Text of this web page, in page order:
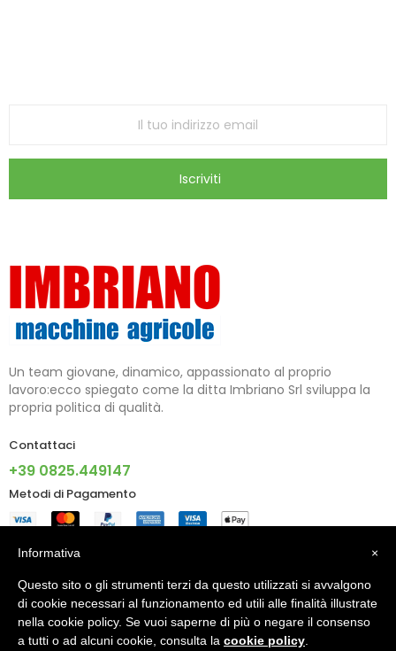
Iscriviti
Un team giovane, dinamico, appassionato al proprio
lavoro:ecco spiegato come la ditta Imbriano Srl sviluppa la
propria politica di qualità.
Contattaci
+39 0825.449147
Metodi di Pagamento
Informazioni
Account
×
Informativa
Questo sito o gli strumenti terzi da questo utilizzati si avvalgono
di cookie necessari al funzionamento ed utili alle finalità illustrate
nella cookie policy. Se vuoi saperne di più o negare il consenso
a tutti o ad alcuni cookie, consulta la cookie policy